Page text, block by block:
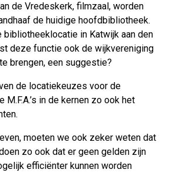
de Vredeskerk, filmzaal, worden
de huidige hoofdbibliotheek.
bibliotheeklocatie in Katwijk aan den
deze functie ook de wijkvereniging
te brengen, een suggestie?
de locatiekeuzes voor de
in de kernen zo ook het
moeten we ook zeker weten dat
zo ook dat er geen gelden zijn
efficiënter kunnen worden